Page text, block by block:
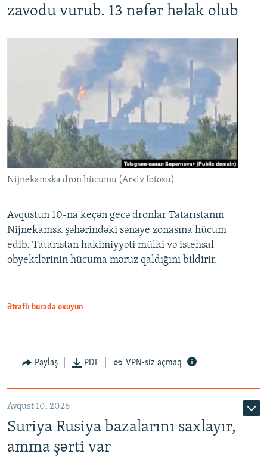
zavodu vurub. 13 nəfər həlak olub
Nijnekamska dron hücumu (Arxiv fotosu)
Avqustun 10-na keçən gecə dronlar Tatarıstanın
Nijnekamsk şəhərindəki sənaye zonasına hücum
edib. Tatarıstan hakimiyyəti mülki və istehsal
obyektlərinin hücuma məruz qaldığını bildirir.
Ətraflı burada oxuyun
Paylaş PDF VPN-siz açmaq
Avqust 10, 2026
Suriya Rusiya bazalarını saxlayır,
amma şərti var